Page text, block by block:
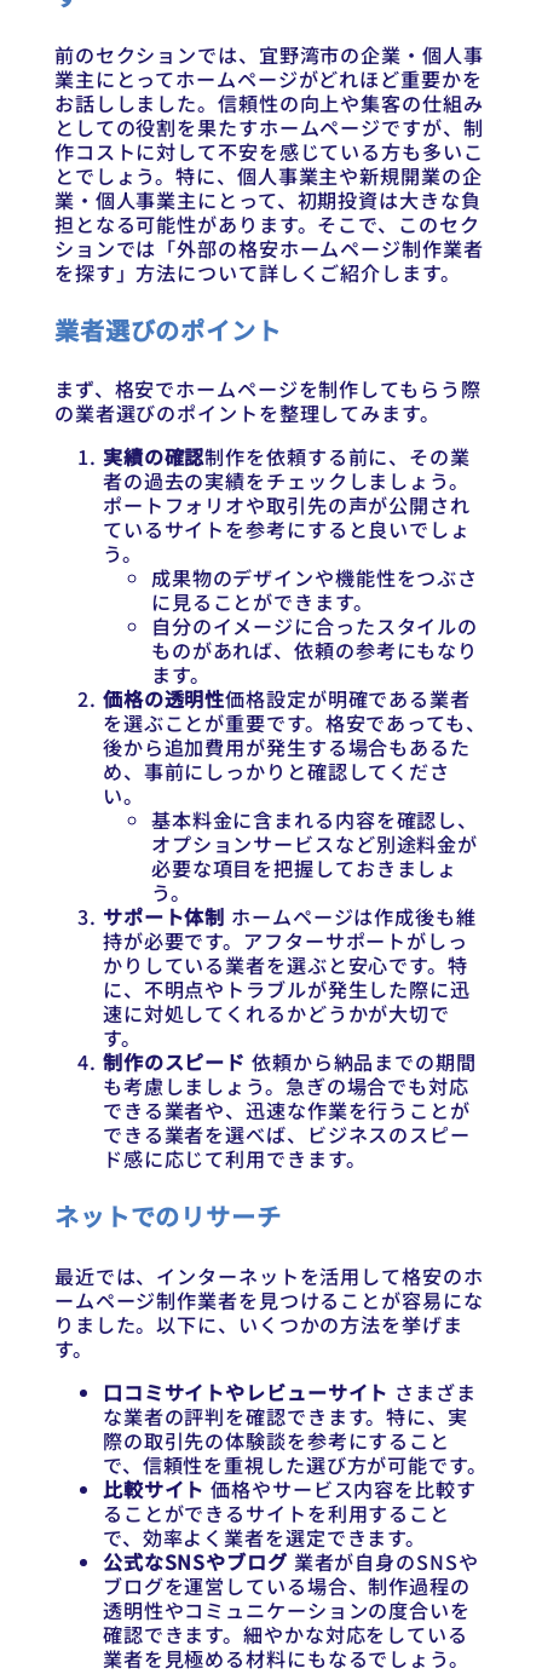
前のセクションでは、宜野湾市の企業・個人事
業主にとってホームページがどれほど重要かを
お話ししました。信頼性の向上や集客の仕組み
としての役割を果たすホームページですが、制
作コストに対して不安を感じている方も多いこ
とでしょう。特に、個人事業主や新規開業の企
業・個人事業主にとって、初期投資は大きな負
担となる可能性があります。そこで、このセク
ションでは「外部の格安ホームページ制作業者
を探す」方法について詳しくご紹介します。
業者選びのポイント
まず、格安でホームページを制作してもらう際
の業者選びのポイントを整理してみます。
実績の確認制作を依頼する前に、その業
者の過去の実績をチェックしましょう。
ポートフォリオや取引先の声が公開され
ているサイトを参考にすると良いでしょ
う。
成果物のデザインや機能性をつぶさ
に見ることができます。
自分のイメージに合ったスタイルの
ものがあれば、依頼の参考にもなり
ます。
価格の透明性価格設定が明確である業者
を選ぶことが重要です。格安であっても、
後から追加費用が発生する場合もあるた
め、事前にしっかりと確認してくださ
い。
基本料金に含まれる内容を確認し、
オプションサービスなど別途料金が
必要な項目を把握しておきましょ
う。
サポート体制 ホームページは作成後も維
持が必要です。アフターサポートがしっ
かりしている業者を選ぶと安心です。特
に、不明点やトラブルが発生した際に迅
速に対処してくれるかどうかが大切で
す。
制作のスピード 依頼から納品までの期間
も考慮しましょう。急ぎの場合でも対応
できる業者や、迅速な作業を行うことが
できる業者を選べば、ビジネスのスピー
ド感に応じて利用できます。
ネットでのリサーチ
最近では、インターネットを活用して格安のホ
ームページ制作業者を見つけることが容易にな
りました。以下に、いくつかの方法を挙げま
す。
口コミサイトやレビューサイト さまざま
な業者の評判を確認できます。特に、実
際の取引先の体験談を参考にすること
で、信頼性を重視した選び方が可能です。
比較サイト 価格やサービス内容を比較す
ることができるサイトを利用すること
で、効率よく業者を選定できます。
公式なSNSやブログ業者が自身のSNSや
ブログを運営している場合、制作過程の
透明性やコミュニケーションの度合いを
確認できます。細やかな対応をしている
業者を見極める材料にもなるでしょう。